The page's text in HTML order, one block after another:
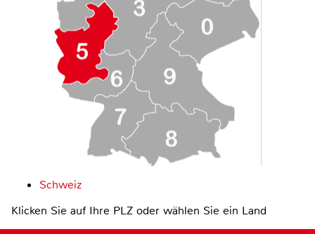
Schweiz
Klicken Sie auf Ihre PLZ oder wählen Sie ein Land